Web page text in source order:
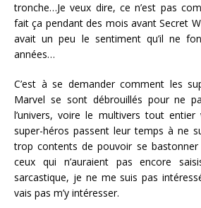
tronche…Je veux dire, ce n’est pas
fait ça pendant des mois avant Secret
avait un peu le sentiment qu’il ne
années…
C’est à se demander comment les
Marvel se sont débrouillés pour ne
l’univers, voire le multivers tout
super-héros passent leur temps à ne
trop contents de pouvoir se
ceux qui n’auraient pas encore
sarcastique, je ne me suis pas
vais pas m’y intéresser.